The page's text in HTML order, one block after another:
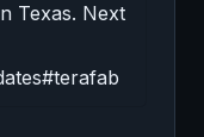
Texas. Next